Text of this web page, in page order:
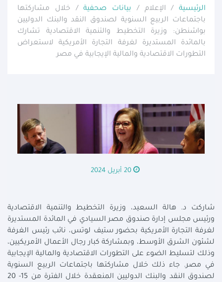
الرئيسية / الإعلام / بيانات صحفية/ خلال مشاركتها
باجتماعات الربيع السنوية لصندوق النقد والبنك الدوليين
بواشنطن: وزيرة التخطيط والتنمية الاقتصادية تشارك
بالمائدة المستديرة لغرفة التجارة الأمريكية لاستعراض
التطورات الاقتصادية والمالية الإيجابية في مصر
20 أبريل 2024
شاركت د. هالة السعيد، وزيرة التخطيط والتنمية الاقتصادية
ورئيس مجلس إدارة صندوق مصر السيادي في المائدة المستديرة
لغرفة التجارة الأمريكية بحضور ستيف لوتس، نائب رئيس الغرفة
لشئون الشرق الأوسط، وبمشاركة كبار رجال الأعمال الأمريكيين،
وذلك لتسليط الضوء على التطورات الاقتصادية والمالية الإيجابية
في مصر. جاء ذلك خلال مشاركتها باجتماعات الربيع السنوية
لصندوق النقد والبنك الدوليين المنعقدة خلال الفترة من 15- 20